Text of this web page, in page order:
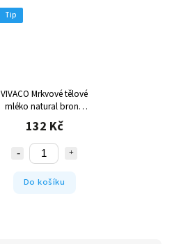
Tip
VIVACO Mrkvové tělové
mléko natural bronz
150 ml
132 Kč
Do košíku